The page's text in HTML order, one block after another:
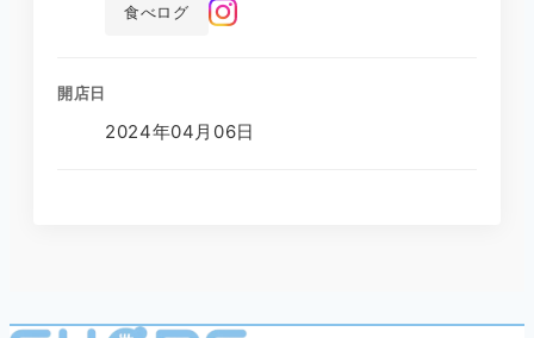
食べログ
開店日
2024年04月06日